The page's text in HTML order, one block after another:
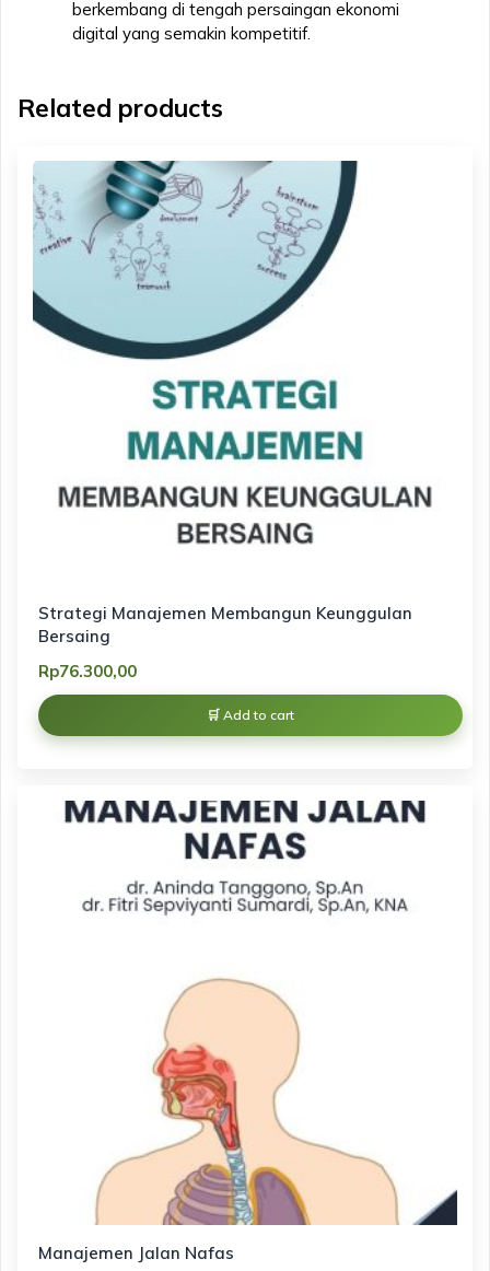
berkembang di tengah persaingan ekonomi
digital yang semakin kompetitif.
Related products
Strategi Manajemen Membangun Keunggulan
Bersaing
Rp76.300,00
Add to cart
Manajemen Jalan Nafas